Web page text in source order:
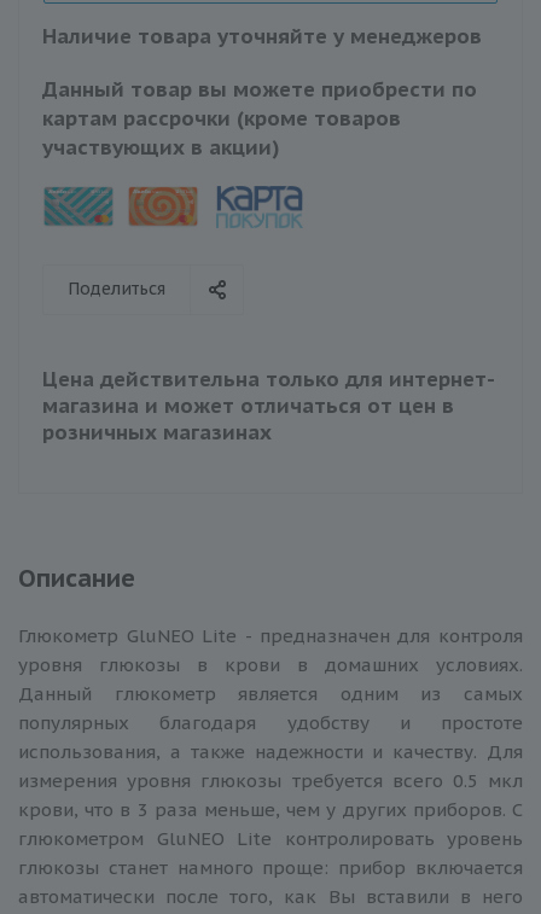
Наличие товара уточняйте у менеджеров
Данный товар вы можете приобрести по
картам рассрочки (кроме товаров
участвующих в акции)
Поделиться
Цена действительна только для интернет-
магазина и может отличаться от цен в
розничных магазинах
Описание
Глюкометр GluNEO Lite - предназначен для контроля
уровня глюкозы в крови в домашних условиях.
Данный глюкометр является одним из самых
популярных благодаря удобству и простоте
использования, а также надежности и качеству. Для
измерения уровня глюкозы требуется всего 0.5 мкл
крови, что в 3 раза меньше, чем у других приборов. С
глюкометром GluNEO Lite контролировать уровень
глюкозы станет намного проще: прибор включается
автоматически после того, как Вы вставили в него